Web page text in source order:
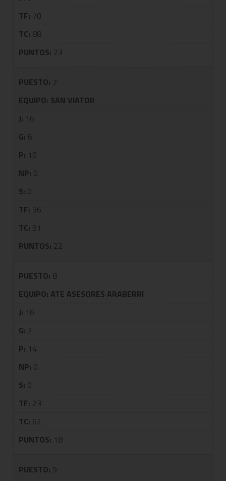
TF: 70
TC: 88
PUNTOS: 23
PUESTO: 7
EQUIPO: SAN VIATOR
J: 16
G: 6
P: 10
NP: 0
S: 0
TF: 36
TC: 51
PUNTOS: 22
PUESTO: 8
EQUIPO: ATE ASESORES ARABERRI
J: 16
G: 2
P: 14
NP: 0
S: 0
TF: 23
TC: 62
PUNTOS: 18
PUESTO: 9